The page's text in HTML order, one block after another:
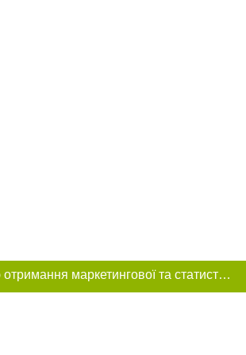
Цей сайт використовує «cookies». Також веб-сайт використовує інтернет-сервіс для збору технічних даних стосовно відвідувачів з метою отримання маркетингової та статистичної інформації. Умови обробки даних відвідувачів сайту див.